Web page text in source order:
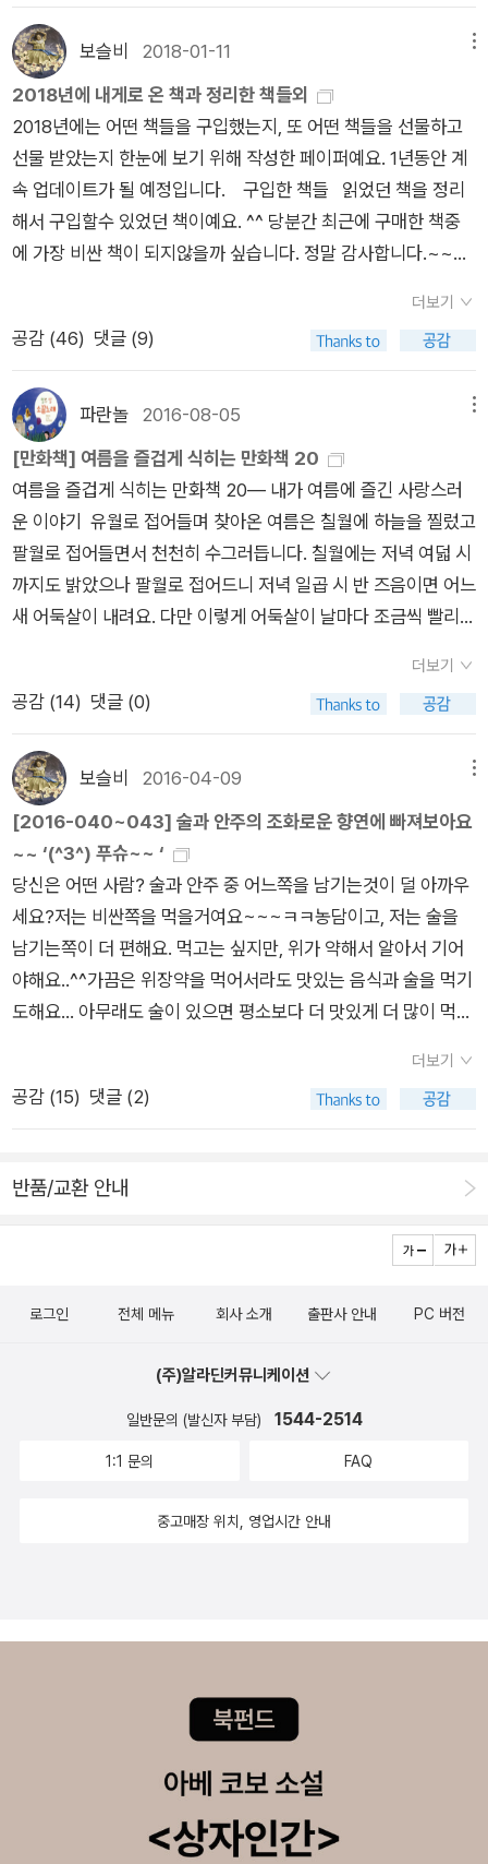
9∼70쪽) 신나게 밥을 짓습니다. 나는 내가 먹을 밥을 늘 스스로
짓는다고 할 텐데, 곁님하고 아이들이 먹을 밥을 늘 손수 짓습니
다. 엊그제 아침에 미역을 불리니 이 모습을 본 곁님이 무척 반깁
니다. 미역국이 더없이 맛있으니 반갑다고 한마디를 합니다. 처음
에는 그런가 하고 그저 그렇게 여겼는데, 냄비에 밥물을 맞추어
불을 올리고 나서 미역국에 넣을 무를 썰고 소고기를 헹구다가 문
득 다시 생각해 보았어요. 늘 밥을 지어서 차리는 사람으로서 ‘맛
있다’라든지 ‘반갑다’라든지 ‘즐겁다’ 같은 아주 짤막한 한 마디를
르게 힘이 되는구나 싶습니다. 아이들하고 밥상맡에 즐겁게 둘러
앉아 한 끼니를 맛나게 먹습니다. 밥그릇을 비우고 밥상도 이럭저
럭 치운 뒤에 막걸리 한잔을 밥상맡에 올려 봅니다. 만화책에 나
온 젊은 아가씨만큼은 아닐 테지만, 나도 혼자서 술 한잔을 즐겨
보자는 생각이 듭니다. ‘술을 이야기하는 만화’를 읽을 적에는 이
렇게 술 한잔을 옆에 놓고서 읽어도 재미있으리라 생각합니다.느
긋하게 즐기고 싶은 시간이기는 하지만, 술을 마실 때 말 상대가
되어 줄 사람이 있다는 것도 꽤 즐거운 것 같아. 술과 안주가 맛있
기도 하지만, 역시 이런 것도 밖에서 마실 때의 즐거움이겠지? (9
8쪽)아아아, 아아아아, 이 작은 한 접시 안에 감동이 살아 있구나.
(102쪽) 만화책 《와카코와 술》이라는 작품은 ‘맛난 술’이 얼마나
맛난가를 전문가처럼 짚지 않습니다. 이 만화책은 ‘맛난 술을 빛
내는 안주’가 얼마나 훌륭한가를 전문가처럼 조목조목 밝히지 않
아이들처럼 밥 한 그릇을 기쁘게 맞아들이는 마음이 흐르는 이야
기라고 할 만합니다. 아이들은 밥상맡에서 이 밥이나 국이나 반찬
을 ‘어떻게 지지고 볶고 삶고 다듬고 했는가’를 묻거나 따지지 않
습니다. 아이들은 저희 입에 들어오는 밥이 얼마나 ‘맛있’는가를
생각할 뿐입니다. 아이들은 저희가 수저를 들고 먹는 이 밥으로
얼마나 ‘즐거운’가를 헤아릴 뿐입니다. 다시 말해서 아이들처럼
가볍고 산뜻한 마음으로 술 한잔을 즐기는 젊은 아가씨 삶이 차분
하게 드러나는 만화책 《와카코와 술》이라고 할 만해요. 대단한
‘미식가’도 아니고 놀라운 ‘맛집 찾기’도 아닌 만화입니다만, 수수
내는 만화라고 할 만하다고 느낍니다.코리아타운을 산책. 풍겨 오
는 불고기의 향기. 가게 앞에 늘어선 다양한 김치와 부침개. 모든
게 매력적. 이렇게 쭉 늘어놓아서 그런지 다른 음식도 덩달아 맛
그런 충동에 자꾸만 휩싸인다. (137쪽) 《와카코와 술》 다섯째 권
끝자락에는 ‘코리아타운’을 사뿐사뿐 걷다가 떡볶이에 막걸리를
즐기는 모습이 흐릅니다. 떡볶이에 막걸리라니! 한국에도 이처럼
이라면 아이들하고 즐기는 한 끼니라고만 여겼는데, 술을 좋아하
튀김도 멋진 술안주라고 말하는 대목을 보면서, 술꾼(또는 술님)
눈길로는 이렇게 볼 수 있구나 싶기도 해요. 그리고 만화책에 나
오는 막걸리 한 병(페트병) 값은 1000엔입니다. 일본사람으로서
리 한 병에 1000원 언저리이지만요. 다시금 재미있네 하고 생각
있을 것이고. 그냥 한 권만 보면 될 것 같아 최신판으로 5권을 본
것인데, 1,2,3,4권을 다 구입해도 남들 술 한 번 사 마시는 값 비
슷하지 않으려나 하는 핑계가 생긴다. 까짓 목으로 마시는 대신에
눈으로나 마셔야겠다. 취하지도 않으니 그 또한 좋고. (y에서 옮
김20161001)
들어 더더욱 제철 음식의 소중함을 느끼고 있답니다. 제철 음식이
왜 이리 맛있는지... 최연정.최지민 지음
/ 로지 / 2016년 2월 '수프'하면 단순히 에피타이저로만 생각했
는데, 메인 요리도 될수 있다는것을 이 책을 통해 알았어요. 추운
겨울에 더 빛이나는 '수프' 요리
책
유즈키 아사코 지음, 권남희 옮김 / 이봄 / 2018년 10월 처음 제
목을 보고 로맨스로 헛다리 집었는데, 한편의 일드를 읽는 느낌이
라 재미있게 읽었습니다. 소소한 음식 이야기속에 녹아드는 사람
들간의 이야기가 좋았어요. 신큐 치에 지음, 문기업 옮김 / AK
는 술 한잔이 주는 행복. 떡볶이랑 막걸리 조합은 생각하지 못
했는데, 다음에 한번 시도해봐야겠네요. 채드 파크힐 지음, 앨리
스 오 그림, 성중용 옮김 / 아카데미북 / 2018년 9월 처음 마셔본
칵테일은 '엘젤스 키스'였는데..... 지금 생각하니 참 오글거렸던
순간이 떠올리네요. ㅎㅎ 일반적으로 칵테일과 관련된 책들은 레
시피만 소개되는경우가 많았는데, 세계 각국의 대표 칵테일을 소
개하면서 탄생배경도 함께 읽으니 훨씬 재미있네요. 몰디브에서
모히토를 먹지 않았지만, 몰디브만큼 아름다웠던 프라하에서 마
스타일북스 / 2016년 10월 수미네 반찬으로 다시 김수미님의 요
로 느껴지지 않고 즐겁게 읽을수 있었습니다. 김줄 그림, 최예
선 글 / 모요사 / 2017년 2월 '홍차' 모르고 마실때는 '쓴 차'라고
생각했는데, 알고 마시니 '달콤한 차'라는것을 알았어요.차에 관
한 책만 읽다가 이렇게 만화라도 만나니 좋네요. 안영숙 지음 /
으면 더 좋은 티타임확실히 차는 지금처럼 추운 계절에 그 진가를
보슬비 2018-01-11
2018년에 내게로 온 책과 정리한 책들외
2018년에는 어떤 책들을 구입했는지, 또 어떤 책들을 선물하고
선물 받았는지 한눈에 보기 위해 작성한 페이퍼예요. 1년동안 계
속 업데이트가 될 예정입니다. 구입한 책들 읽었던 책을 정리
해서 구입할수 있었던 책이예요. ^^ 당분간 최근에 구매한 책중
에 가장 비싼 책이 되지않을까 싶습니다. 정말 감사합니다.~~~
는데, 사이즈는 몰라도 두께는 '실버 스푼'이 두껍네요. 그래도 가
격은 페랑디가 조금 비쌉니다. 올해는 꼭 배트맨 수집말고,
구입한 만화들 '해수의 아이'의 작가 '이가라시 다이
스케'의 작품이라 눈길이 갔어요. 다른 시리즈처럼 길지 않고 4
권에서 완결되어서 구입했어요. 소프트 BL은 가끔씩 부담없이
읽고 있습니다.^^ 그래픽노블로 읽는 '페미니즘' 언제가 될지
모르지만, 치앙마이를 꿈꾸며~ 이제 정말 운동을 해야하는 나
이가 되었다. 굿즈 노예. 책 특성상 구입보다는 대출하는것이 더
나았을텐데..^^ 매년 구입하게 되는 책 셰익스피어의 문학과 아
름다운 식물학의 만남. 맛보장 시리즈는 집에서 막 사용할 요리
책으로 구입하고 있어요. 사찰요리책 중에 가장 마음에 드는 요
리책입니다. 한권 정도 중식요리책을 가지고 있는것도 좋을것
어서 구입한 책이예요. 심플하고 미니멀한 삶 처음 채식주의자
가 될테야~해서 가족들을 걱정시켰는데, 이제는 그러려니하고
걱정도 않하네요.^^ 육식파인 우리 가족을 위해 균형있는 식단을
하고 싶어서 구입했어요. 다이어트 레시피를 찾아보기 위해 일
반적인 사진으로 채운 인테리어 책이 아닌 그림으로 그린 인테리
어 책이라 관심이 갔어요. 직접 여행할수 없으니 책으로 만족하
기. 굿즈 때문에 선택한책 핸드드립을 하다보니 관심이 생겨 구입
한책. 예상보다 귀여운 단편 만화들 아직 2권까지만 읽고, 3
권은 만화 카페에서..^^ 바스티앙 비베스의 그래픽노블이라 궁
망설이고 있습니다. 완결하면 구입할래요~^^ 그림이 몽황적이
음. 중고로 구입. 옷장에 입을 옷이 없다는 래퍼토리가 좀 지겨워
으니 위로를~~~ 화장실에서 심심할때 풀려고 구입했습니다.
======================================
========================= 정리한책들
~ 감사합니다. *^^* 가끔씩 여행에세이를 읽으며 힐링~
진격의 거인에서 서브 주인공인 '리바이던'의 외전 아무래도
구입하게 되네요.^^;;'허니와 클로버'를 너무 재미있게 읽어서, 다
음 작품인 '3월의 라이온'은 믿고 구입하고, 아직 완결은 안되었
지만, 나머지는 만화카페에서 읽기로 하고 정리했어요. ㅎㅎ
인간에 의해 화성에서 진화하게 된 '바퀴벌레'라는 소재가 재미
있어서 10권까지 읽게 되었는데, 소재에 비해 후반으로 갈수록
더보기
공감 (46) 댓글 (9)
파란놀 2016-08-05
[만화책] 여름을 즐겁게 식히는 만화책 20
여름을 즐겁게 식히는 만화책 20― 내가 여름에 즐긴 사랑스러
운 이야기 유월로 접어들며 찾아온 여름은 칠월에 하늘을 찔렀고
팔월로 접어들면서 천천히 수그러듭니다. 칠월에는 저녁 여덟 시
까지도 밝았으나 팔월로 접어드니 저녁 일곱 시 반 즈음이면 어느
새 어둑살이 내려요. 다만 이렇게 어둑살이 날마다 조금씩 빨리
름에 저희 집에서 즐거운 이야기를 베푼 만화책 스무 가지 이야기
를 풀어놓아 봅니다. 1전당포 시노부의 보석상자 1∼2 니노미야
석을 살피는 일을 합니다. 그런데 아직 고등학생입니다. 시노부는
아주 어릴 적부터 보석을 집안에서 수없이 보며 자랐기에 ‘보석
값어치’를 떠나서 보석마다 사람들한테 어떤 기운을 주고받으면
서 어떤 이야기를 아로새겼나 하는 대목을 읽을 줄 압니다. 보석
에 얽힌 마음을 느낌으로 읽을 줄 아는 시노부를 둘러싼 재미나면
서 남다른 이야기가 흐릅니다. 2그리고, 또 그리고 1∼3 히가시무
라 아키코 글·그림, 애니북스 펴냄마흔 살을 훌쩍 넘은 ‘아줌마 만
화가’인 히가시무라 아키코 님이 어떻게 만화가로 살아갈 수 있었
는가 하는 이야기를 되짚으면서 그린 자서전 같은 만화책입니다.
처음에는 만화가 마냥 좋았고, 나중에는 대학입시 때문에 시골마
을 그림학원을 다녔는데, 바로 이 시골마을 그림학원에서 그림을
시무라 아키코 님 나름대로 익살스러운 붓끝이 처음부터 끝까지
어떻게 짓는가 하는 줄거리를 들려주는 만화책입니다. 더 맛나거
찌우는 밥 한 그릇을 다루는 만화책이에요. 이러한 줄거리를 다루
되, 이 만화책에 나오는 주인공 삶을 비추면서 ‘어버이가 낳은 사
다 어떻게 곱게 빛나는가 하는 대목을 넌지시 짚습니다. 따사로운
하면서 고운’ 만화를 좋아하리라 생각합니다. 4코우다이 가 사람
없으니 거짓말을 못 할 테고요. 그런데 막상 우리는 서로서로 마
음을 못 읽기 일쑤예요. 가까이 지내는 사이인데에도 마음을 모르
사로이 다가서려고 하지 못하기 때문일까요. 모리모토 코즈에코
님은 이녁이 빚는 익살스러운 이야기로 ‘마음을 읽는 사람들’이
‘마음읽기’ 때문에 괴로워하지만, 또 이 ‘마음읽기’ 때문에 기쁨을
더보기
공감 (14) 댓글 (0)
보슬비 2016-04-09
[2016-040~043] 술과 안주의 조화로운 향연에 빠져보아요
~~ ‘(^3^) 푸슈~~ ‘
당신은 어떤 사람? 술과 안주 중 어느쪽을 남기는것이 덜 아까우
세요?저는 비싼쪽을 먹을거여요~~~ㅋㅋ농담이고, 저는 술을
남기는쪽이 더 편해요. 먹고는 싶지만, 위가 약해서 알아서 기어
야해요..^^가끔은 위장약을 먹어서라도 맛있는 음식과 술을 먹기
도해요... 아무래도 술이 있으면 평소보다 더 맛있게 더 많이 먹게
술은 많이 마시지 않지만 안주와 맞는 술을 반주로 마시는거 좋아
해요. 우연히 '와카코와 술'을 접하게 되었는데, 읽다보니깐 일드
서도 느껴지듯이 술과 안주의 환상적인 조화를 이루는 만화책이
예요. 술이라는 소재를 다루었는데 마시는 당사자가 남성이 아닌
여성이라는 점이 독특한데, 혼자 마시는 것이 더 편한 와카코씨.
아요. 반복적인 술과 안주 이야기라서 조금은 식상하게 느껴지기
있게 읽었어요.^^ 와카코씨처럼 술이 쎄서 맛있는 술 많이 마실
수 있으면 더 좋을텐데 진짜 아쉬워요~~~. 요즘은 나이들어서
인지 더 술이 약해진것 같아요. 그래도 술 한잔 마실수 없는 체질
카코씨의 '푸슈~~~' 가 처음에는 이상했는데, 어느새 따라하고
는 와카코씨 멋져요~~~ 특히 저는 곱창구이 먹을때 가장 신경
나눠 먹었는데, 와카코씨처럼 혼자 먹으면 저 꼬치가 다 제것이
될수도 있는거군요.... 다음에는 나눠 먹지 않고 저혼자 하나 먹어
봐야지...라고 신랑에게 얘기했더니, 그럼 꼬치 식어서 맛없어..
'응' 그렇구나..... 와카코씨도 그렇게 이야기했는데, 저는 아직 하
수예요... ㅠ.ㅠ 정말 그런것 같아요. 평소에는 먹지 못했던것들
더보기
공감 (15) 댓글 (2)
반품/교환 안내
로그인 전체 메뉴 회사 소개 출판사 안내 PC 버전
(주)알라딘커뮤니케이션
일반문의 (발신자 부담) 1544-2514
1:1 문의 FAQ
중고매장 위치, 영업시간 안내